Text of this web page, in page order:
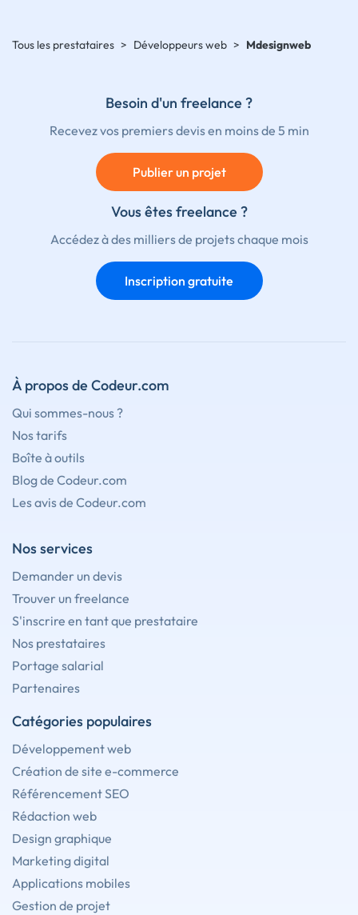
Tous les prestataires > Développeurs web > Mdesignweb
Besoin d'un freelance ?
Recevez vos premiers devis en moins de 5 min
Publier un projet
Vous êtes freelance ?
Accédez à des milliers de projets chaque mois
Inscription gratuite
À propos de Codeur.com
Qui sommes-nous ?
Nos tarifs
Boîte à outils
Blog de Codeur.com
Les avis de Codeur.com
Nos services
Demander un devis
Trouver un freelance
S'inscrire en tant que prestataire
Nos prestataires
Portage salarial
Partenaires
Catégories populaires
Développement web
Création de site e-commerce
Référencement SEO
Rédaction web
Design graphique
Marketing digital
Applications mobiles
Gestion de projet